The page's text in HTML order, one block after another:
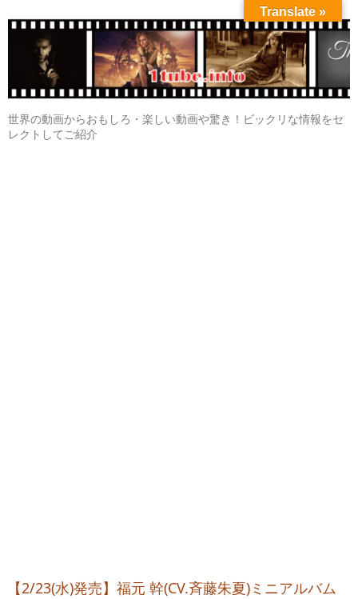
世界の動画からおもしろ・楽しい動画や驚き！ビックリな情報をセ
レクトしてご紹介
【2/23(水)発売】福元 幹(CV.斉藤朱夏)ミニアルバム
Translate »